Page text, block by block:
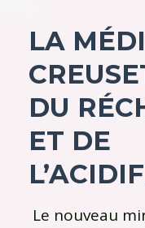
LA
DU
ET DE
Le nouveau